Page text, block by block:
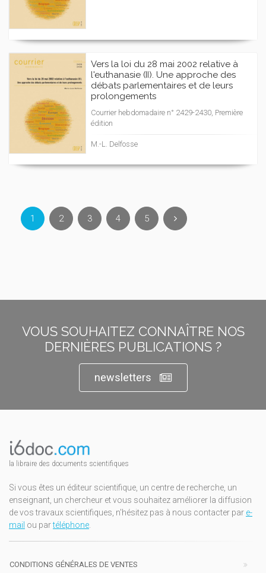
Vers la loi du 28 mai 2002 relative à
l'euthanasie (II). Une approche des
débats parlementaires et de leurs
prolongements
Courrier hebdomadaire n° 2429-2430, Première
édition
M.-L. Delfosse
1 2 3 4 5
VOUS SOUHAITEZ CONNAÎTRE NOS
DERNIÈRES PUBLICATIONS ?
newsletters
la libraire des documents scientifiques
Si vous êtes un éditeur scientifique, un centre de recherche, un
enseignant, un chercheur et vous souhaitez améliorer la diffusion
de vos travaux scientifiques, n'hésitez pas à nous contacter par e-
mail ou partéléphone.
CONDITIONS GÉNÉRALES DE VENTES